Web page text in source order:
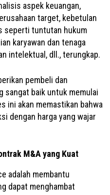
aspek keuangan,
target, kebetulan
seperti tuntutan hukum
karyawan dan tenaga
intelektual, dll., terungkap.
pembeli dan
sangat baik untuk memulai
ini akan memastikan bahwa
dengan harga yang wajar
M&A yang Kuat
adalah membantu
dapat menghambat